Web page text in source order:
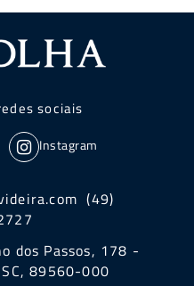
sociais
Instagram
(49)
dos Passos, 178 -
89560-000